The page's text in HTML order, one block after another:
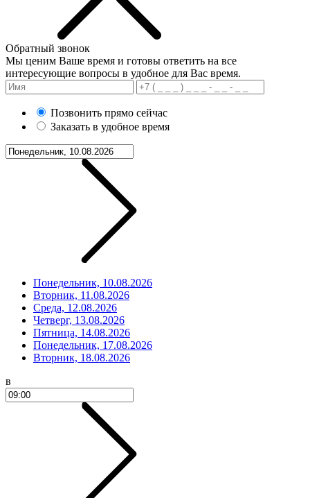
Обратный звонок
Мы ценим Ваше время и готовы ответить на все
интересующие вопросы в удобное для Вас время.
Позвонить прямо сейчас
Заказать в удобное время
Понедельник, 10.08.2026
Вторник, 11.08.2026
Среда, 12.08.2026
Четверг, 13.08.2026
Пятница, 14.08.2026
Понедельник, 17.08.2026
Вторник, 18.08.2026
в